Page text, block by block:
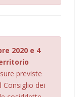
2020 e 4
previste
Consiglio dei